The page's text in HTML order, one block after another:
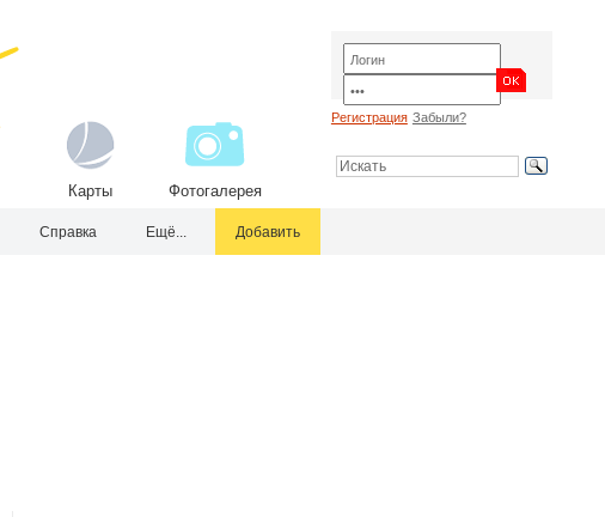
Карты Фотогалерея
Регистрация Забыли?
Справка Ещё... Добавить